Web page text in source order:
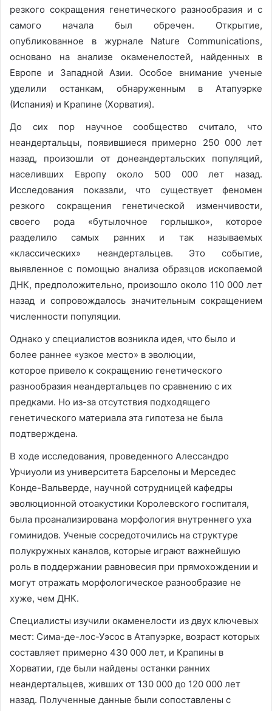
резкого сокращения генетического разнообразия и с
самого начала был обречен. Открытие,
опубликованное в журнале Nature Communications,
основано на анализе окаменелостей, найденных в
Европе и Западной Азии. Особое внимание ученые
уделили останкам, обнаруженным в Атапуэрке
(Испания) и Крапине (Хорватия).
До сих пор научное сообщество считало, что
неандертальцы, появившиеся примерно 250 000 лет
назад, произошли от донеандертальских популяций,
населивших Европу около 500 000 лет назад.
Исследования показали, что существует феномен
резкого сокращения генетической изменчивости,
своего рода «бутылочное горлышко», которое
разделило самых ранних и так называемых
«классических» неандертальцев. Это событие,
выявленное с помощью анализа образцов ископаемой
ДНК, предположительно, произошло около 110 000 лет
назад и сопровождалось значительным сокращением
численности популяции.
Однако у специалистов возникла идея, что было и
более раннее «узкое место» в эволюции,
которое привело к сокращению генетического
разнообразия неандертальцев по сравнению с их
предками. Но из-за отсутствия подходящего
генетического материала эта гипотеза не была
подтверждена.
В ходе исследования, проведенного Алессандро
Урчиуоли из университета Барселоны и Мерседес
Конде-Вальверде, научной сотрудницей кафедры
эволюционной отоакустики Королевского госпиталя,
была проанализирована морфология внутреннего уха
гоминидов. Ученые сосредоточились на структуре
полукружных каналов, которые играют важнейшую
роль в поддержании равновесия при прямохождении и
могут отражать морфологическое разнообразие не
хуже, чем ДНК.
Специалисты изучили окаменелости из двух ключевых
мест: Сима-де-лос-Уэсос в Атапуэрке, возраст которых
составляет примерно 430 000 лет, и Крапины в
Хорватии, где были найдены останки ранних
неандертальцев, живших от 130 000 до 120 000 лет
назад. Полученные данные были сопоставлены с